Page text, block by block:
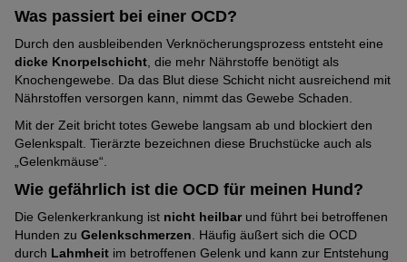
Was passiert bei einer OCD?
Durch den ausbleibenden Verknöcherungsprozess entsteht eine
dicke Knorpelschicht , die mehr Nährstoffe benötigt als
Knochengewebe. Da das Blut diese Schicht nicht ausreichend mit
Nährstoffen versorgen kann, nimmt das Gewebe Schaden.
Mit der Zeit bricht totes Gewebe langsam ab und blockiert den
Gelenkspalt. Tierärzte bezeichnen diese Bruchstücke auch als
„Gelenkmäuse“.
Wie gefährlich ist die OCD für meinen Hund?
Die Gelenkerkrankung ist nicht heilbarund führt bei betroffenen
Hunden zu Gelenkschmerzen . Häufig äußert sich die OCD
durch Lahmheit im betroffenen Gelenk und kann zur Entstehung